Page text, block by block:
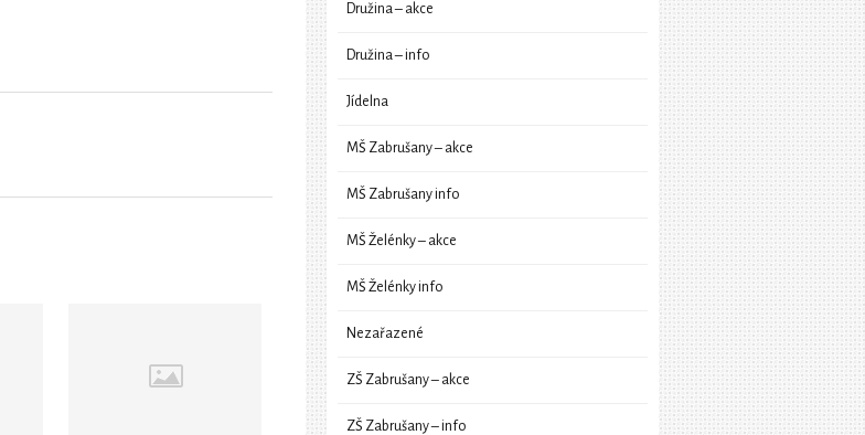
Družina – akce
Družina – info
Jídelna
MŠ Zabrušany – akce
MŠ Zabrušany info
MŠ Želénky – akce
MŠ Želénky info
Nezařazené
ZŠ Zabrušany – akce
ZŠ Zabrušany – info